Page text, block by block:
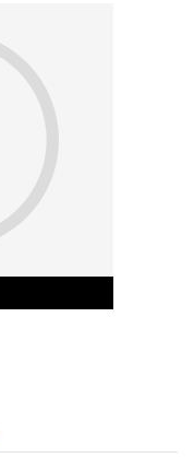
Video